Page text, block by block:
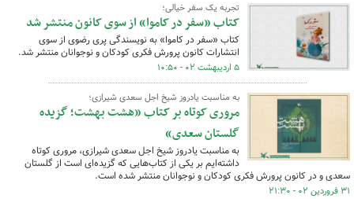
تجربه یک سفر خیالی؛
کتاب «سفر در کاموا» از سوی کانون منتشر شد
کتاب «سفر در کاموا» به نویسندگی پری رضوی از سوی
انتشارات کانون پرورش فکری کودکان و نوجوانان منتشر شد.
۵ اردیبهشت ۰۲ - ۱۰:۵۰
به مناسبت یادروز شیخ اجل سعدی شیرازی؛
مروری کوتاه بر کتاب «هشت بهشت؛ گزیده
گلستان سعدی»
به مناسبت یادروز شیخ اجل سعدی شیرازی، مروری کوتاه
داشته‌ایم بر یکی از کتاب‌هایی که گزیده‌ای است از گلستان
سعدی و در کانون پرورش فکری کودکان و نوجوانان منتشر شده است.
۳۱ فروردین ۰۲ - ۲۱:۳۰